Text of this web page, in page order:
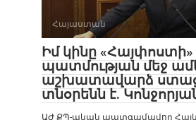
Հայաստան
Իմ կինը «Հայփոստի»
պատմության մեջ
աշխատավարձ
տնօրենն է.
ԱԺ ՔՊ-ական պատգամավոր Հայկ